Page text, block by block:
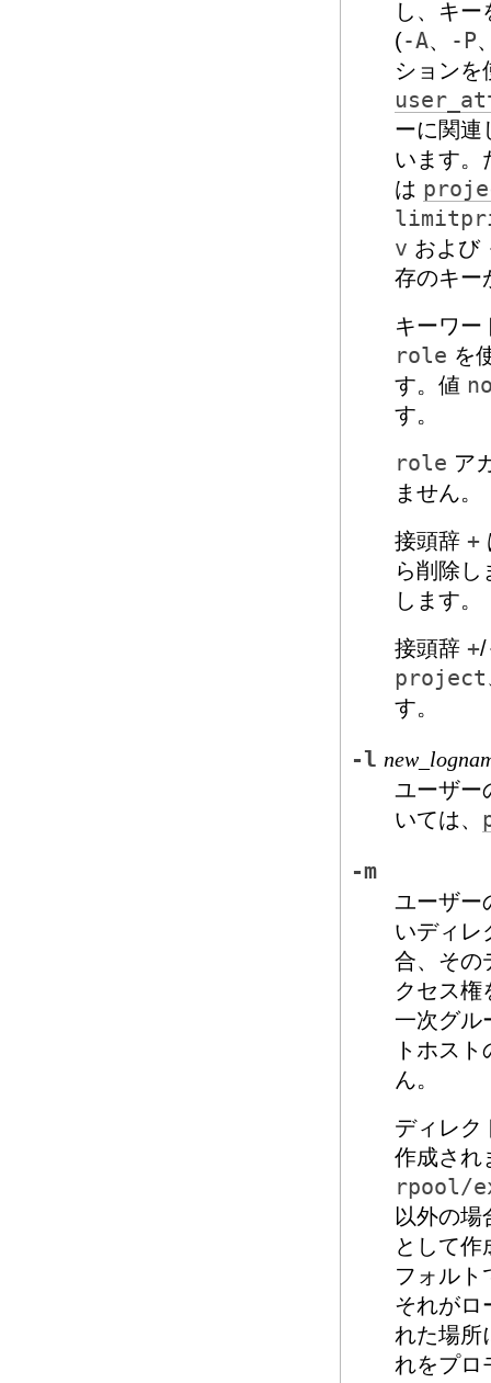
し、キ
(-A、 -P
ション
ーに関連
います。
は
v および
存のキー
キーワ
role を
す。値
す。
role ア
ません。
接頭辞 +
ら削除し
します。
接頭辞 +/
project
す。
-l
ユーザー
いては、
-m
ユーザー
いディレ
合、その
クセス権
一次グル
トホス
ん。
ディレク
作成され
rpool/
以外の
として作
フォル
それがロ
れた場所
れをプロ